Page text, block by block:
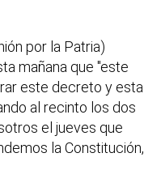
por la Patria)
mañana que "este
este decreto y esta
al recinto los dos
el jueves que
la Constitución,